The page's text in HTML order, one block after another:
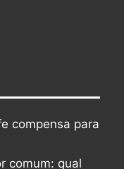
compensa para
comum: qual